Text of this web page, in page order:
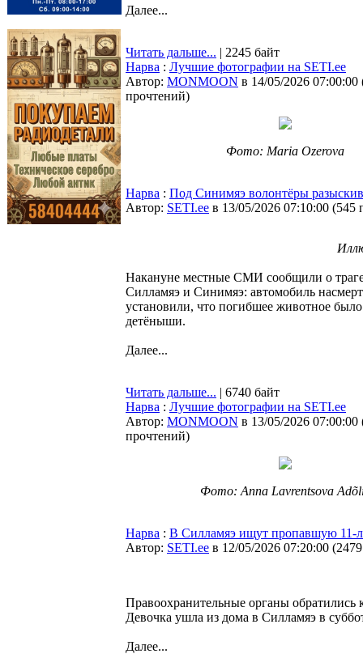
Далее...
Читать дальше... | 2245 байт
Нарва : Лучшие фотографии на SETI.ee
Автор: MONMOON в 14/05/2026 07:00:00
прочтений)
Фото: Maria Ozerova
Нарва : Под Синимяэ волонтёры
Автор: SETI.ee в 13/05/2026 07:10:00 (545
Накануне местные СМИ сообщили о
Силламяэ и Синимяэ: автомобиль
установили, что погибшее животное
детёныши.
Далее...
Читать дальше... | 6740 байт
Нарва : Лучшие фотографии на SETI.ee
Автор: MONMOON в 13/05/2026 07:00:00
прочтений)
Фото: Anna Lavrentsova
Нарва : В Силламяэ ищут пропавшую 11-
Автор: SETI.ee в 12/05/2026 07:20:00 (
Правоохранительные органы
Девочка ушла из дома в Силламяэ в
Далее...